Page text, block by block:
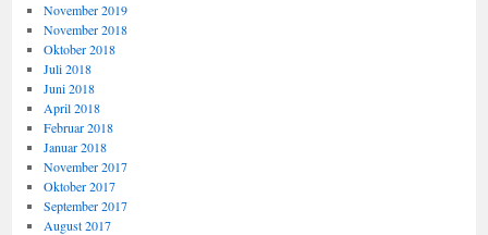
November 2019
November 2018
Oktober 2018
Juli 2018
Juni 2018
April 2018
Februar 2018
Januar 2018
November 2017
Oktober 2017
September 2017
August 2017